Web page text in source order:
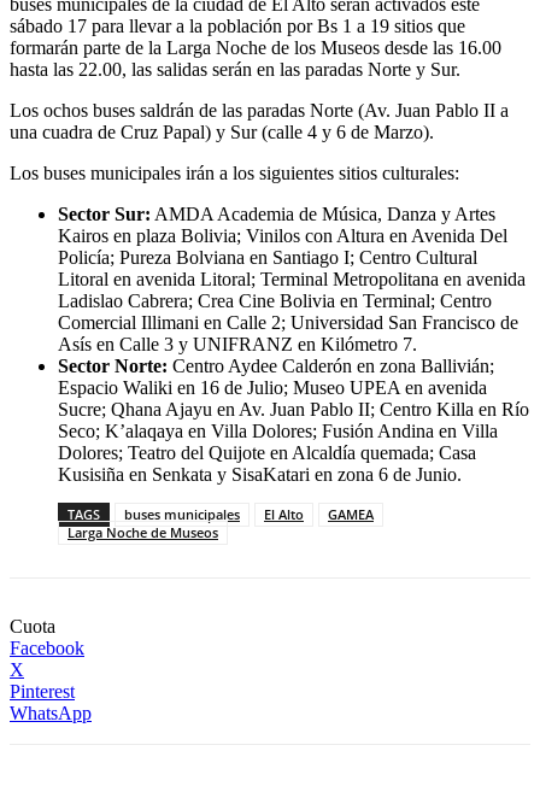
buses municipales de la ciudad de El Alto serán activados este
sábado 17 para llevar a la población por Bs 1 a 19 sitios que
formarán parte de la Larga Noche de los Museos desde las 16.00
hasta las 22.00, las salidas serán en las paradas Norte y Sur.
Los ochos buses saldrán de las paradas Norte (Av. Juan Pablo II a
una cuadra de Cruz Papal) y Sur (calle 4 y 6 de Marzo).
Los buses municipales irán a los siguientes sitios culturales:
Sector Sur: AMDA Academia de Música, Danza y Artes
Kairos en plaza Bolivia; Vinilos con Altura en Avenida Del
Policía; Pureza Bolviana en Santiago I; Centro Cultural
Litoral en avenida Litoral; Terminal Metropolitana en avenida
Ladislao Cabrera; Crea Cine Bolivia en Terminal; Centro
Comercial Illimani en Calle 2; Universidad San Francisco de
Asís en Calle 3 y UNIFRANZ en Kilómetro 7.
Sector Norte: Centro Aydee Calderón en zona Ballivián;
Espacio Waliki en 16 de Julio; Museo UPEA en avenida
Sucre; Qhana Ajayu en Av. Juan Pablo II; Centro Killa en Río
Seco; K’alaqaya en Villa Dolores; Fusión Andina en Villa
Dolores; Teatro del Quijote en Alcaldía quemada; Casa
Kusisiña en Senkata y SisaKatari en zona 6 de Junio.
TAGS buses municipales El Alto
GAMEA
Larga Noche de Museos
Cuota
Facebook
X
Pinterest
WhatsApp